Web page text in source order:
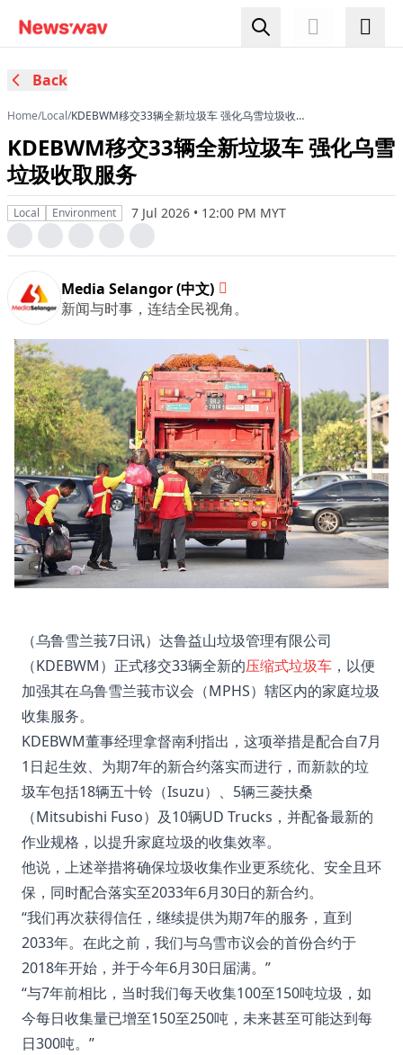
Back
Home/Local/KDEBWM移交33辆全新垃圾车 强化乌雪垃圾收取
KDEBWM移交33辆全新垃圾车 强化乌雪
垃圾收取服务
Local Environment 7 Jul 2026 • 12:00 PM MYT
Media Selangor (中文)
新闻与时事，连结全民视角。
（乌鲁雪兰莪7日讯）达鲁益山垃圾管理有限公司
（KDEBWM）正式移交33辆全新的压缩式垃圾车 ，以便
加强其在乌鲁雪兰莪市议会（MPHS）辖区内的家庭垃圾
收集服务。
KDEBWM董事经理拿督南利指出，这项举措是配合自7月
1日起生效、为期7年的新合约落实而进行，而新款的垃
圾车包括18辆五十铃（Isuzu）、5辆三菱扶桑
（Mitsubishi Fuso）及10辆UD Trucks，并配备最新的
作业规格，以提升家庭垃圾的收集效率。
他说，上述举措将确保垃圾收集作业更系统化、安全且环
保，同时配合落实至2033年6月30日的新合约。
“我们再次获得信任，继续提供为期7年的服务，直到
2033年。在此之前，我们与乌雪市议会的首份合约于
2018年开始，并于今年6月30日届满。”
“与7年前相比，当时我们每天收集100至150吨垃圾，如
今每日收集量已增至150至250吨，未来甚至可能达到每
日300吨。”